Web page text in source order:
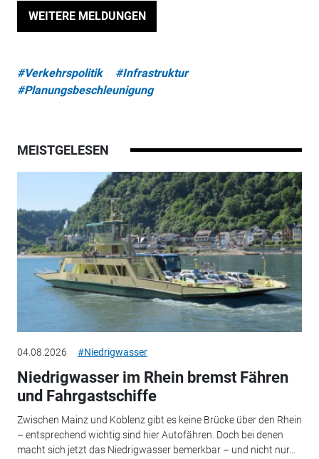
WEITERE MELDUNGEN
#Verkehrspolitik
#Infrastruktur
#Planungsbeschleunigung
MEISTGELESEN
04.08.2026 #Niedrigwasser
Niedrigwasser im Rhein bremst Fähren
und Fahrgastschiffe
Zwischen Mainz und Koblenz gibt es keine Brücke über den Rhein
– entsprechend wichtig sind hier Autofähren. Doch bei denen
macht sich jetzt das Niedrigwasser bemerkbar – und nicht nur...